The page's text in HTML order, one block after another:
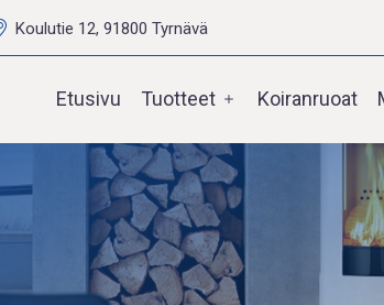
Koulutie 12, 91800 Tyrnävä
Etusivu Tuotteet Koiranruoat